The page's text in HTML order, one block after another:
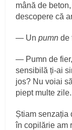
mână de
descopere că
— Unpumn de
— Pumn de
sensibilă ți-ai
jos? Nu voiai
piept multe zile.
Știam senzația
în copilărie am